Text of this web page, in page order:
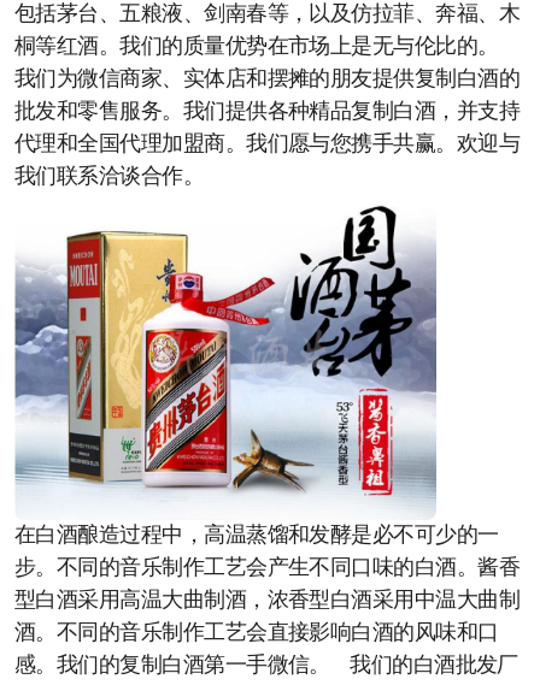
包括茅台、五粮液、剑南春等，以及仿拉菲、奔福、木
桐等红酒。我们的质量优势在市场上是无与伦比的。
我们为微信商家、实体店和摆摊的朋友提供复制白酒的
批发和零售服务。我们提供各种精品复制白酒，并支持
代理和全国代理加盟商。我们愿与您携手共赢。欢迎与
我们联系洽谈合作。
在白酒酿造过程中，高温蒸馏和发酵是必不可少的一
步。不同的音乐制作工艺会产生不同口味的白酒。酱香
型白酒采用高温大曲制酒，浓香型白酒采用中温大曲制
酒。不同的音乐制作工艺会直接影响白酒的风味和口
感。我们的复制白酒第一手微信。 我们的白酒批发厂